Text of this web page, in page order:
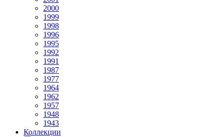
2000
1999
1998
1996
1995
1992
1991
1987
1977
1964
1962
1957
1948
1943
Коллекции